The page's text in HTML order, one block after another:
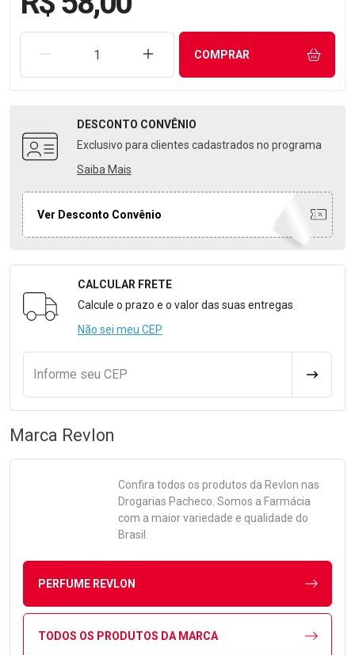
REMOVER UMA UNIDADEAUMENTAR UMA UNIDADE
COMPRAR
DESCONTO CONVÊNIO
Exclusivo para clientes cadastrados no programa
Saiba Mais
Ver Desconto Convênio
Formulário para Calcular o Frete
CALCULAR FRETE
Calcule o prazo e o valor das suas entregas
Não sei meu CEP
Informe seu CEP
Marca Revlon
Confira todos os produtos da Revlon nas
Drogarias Pacheco. Somos a Farmácia
com a maior variedade e qualidade do
Brasil.
PERFUME REVLON
TODOS OS PRODUTOS DA MARCA